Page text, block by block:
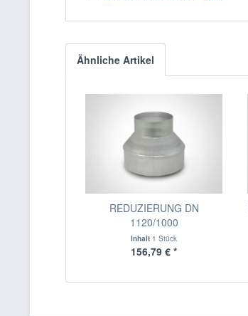
Ähnliche Artikel
REDUZIERUNG DN
1120/1000
Inhalt 1 Stück
156,79 € *